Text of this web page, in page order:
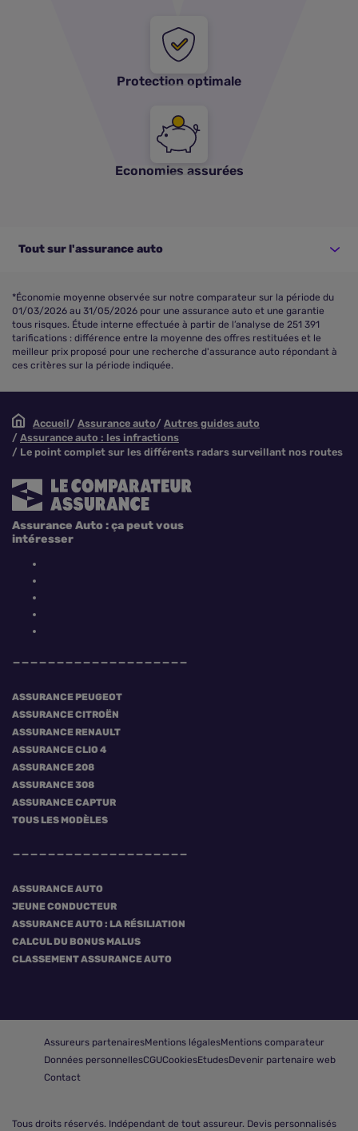
Protection optimale
Economies assurées
Tout sur l'assurance auto
*Économie moyenne observée sur notre comparateur sur la période du
01/03/2026 au 31/05/2026 pour une assurance auto et une garantie
tous risques. Étude interne effectuée à partir de l’analyse de 251 391
tarifications : différence entre la moyenne des offres restituées et le
meilleur prix proposé pour une recherche d'assurance auto répondant à
ces critères sur la période indiquée.
Accueil Assurance auto
Autres guides auto
Assurance auto : les infractions
Le point complet sur les différents radars surveillant nos routes
ASSURANCE PEUGEOT
ASSURANCE CITROËN
ASSURANCE RENAULT
ASSURANCE CLIO 4
ASSURANCE 208
ASSURANCE 308
ASSURANCE CAPTUR
TOUS LES MODÈLES
ASSURANCE AUTO
JEUNE CONDUCTEUR
ASSURANCE AUTO : LA RÉSILIATION
CALCUL DU BONUS MALUS
CLASSEMENT ASSURANCE AUTO
Assurance Auto : ça peut vous
intéresser
Assureurs partenairesMentions légalesMentions comparateur
Données personnellesCGUCookiesEtudesDevenir partenaire web
Contact
Tous droits réservés. Indépendant de tout assureur. Devis personnalisés